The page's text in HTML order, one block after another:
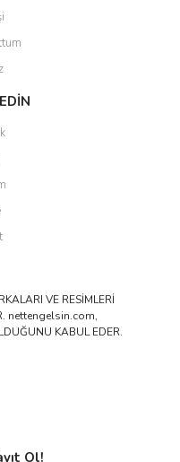
VE RESİMLERİ
nettengelsin.com,
KABUL EDER.
Ol!